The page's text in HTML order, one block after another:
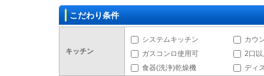
こだわり条件
キッチン
システムキッチン
カウ
ガスコンロ使用可
2口
食器(洗浄)乾燥機
ディ